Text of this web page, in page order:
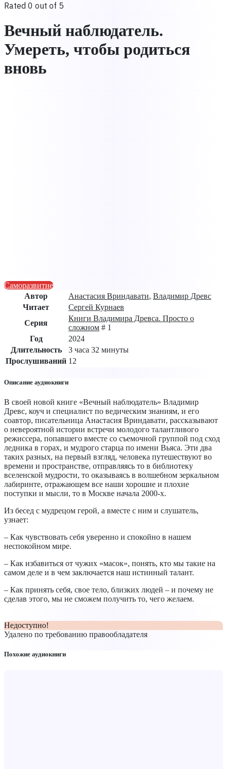
Rated 0 out of 5
Вечный наблюдатель.
Умереть, чтобы родиться
вновь
Саморазвитие
Автор
Анастасия Вриндавати, Владимир Древс
Читает
Сергей Курнаев
Серия
Книги Владимира Древса. Просто о
сложном # 1
Год
2024
Длительность
3 часа 32 минуты
Прослушиваний 12
Описание аудиокниги
В своей новой книге «Вечный наблюдатель» Владимир
Древс, коуч и специалист по ведическим знаниям, и его
соавтор, писательница Анастасия Вриндавати, рассказывают
о невероятной истории встречи молодого талантливого
режиссера, попавшего вместе со съемочной группой под сход
ледника в горах, и мудрого старца по имени Вьяса. Эти два
таких разных, на первый взгляд, человека путешествуют во
времени и пространстве, отправляясь то в библиотеку
вселенской мудрости, то оказываясь в волшебном зеркальном
лабиринте, отражающем все наши хорошие и плохие
поступки и мысли, то в Москве начала 2000-х.
Из бесед с мудрецом герой, а вместе с ним и слушатель,
узнает:
– Как чувствовать себя уверенно и спокойно в нашем
неспокойном мире.
– Как избавиться от чужих «масок», понять, кто мы такие на
самом деле и в чем заключается наш истинный талант.
– Как принять себя, свое тело, близких людей – и почему не
сделав этого, мы не сможем получить то, чего желаем.
Недоступно!
Удалено по требованию правообладателя
Похожие аудиокниги